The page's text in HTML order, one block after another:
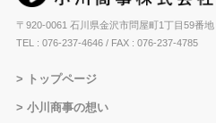
〒920-0061 石川県金沢市問屋町1丁目59番地
TEL : 076-237-4646/ FAX : 076-237-4785
トップページ
小川商事の想い